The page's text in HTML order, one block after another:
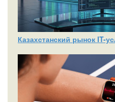
Казахстанский рынок IT-